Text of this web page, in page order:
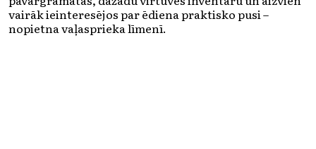
vairāk ieinteresējos par ēdiena praktisko pusi –
nopietna vaļasprieka līmenī.